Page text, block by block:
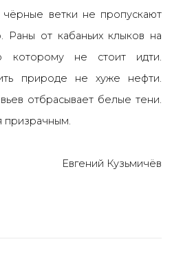
ветки не пропускают
Раны от кабаньих клыков на
которому не стоит идти.
природе не хуже нефти.
отбрасывает белые тени.
призрачным.
Евгений Кузьмичёв